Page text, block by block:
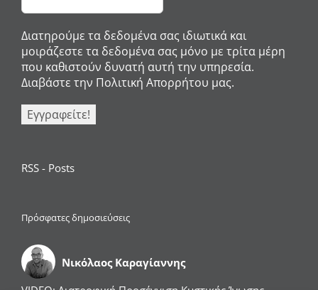
Διατηρούμε τα δεδομένα σας ιδιωτικά και
μοιράζεστε τα δεδομένα σας μόνο με τρίτα μέρη
που καθιστούν δυνατή αυτή την υπηρεσία.
Διαβάστε την Πολιτική Απορρήτου μας.
RSS - Posts
Πρόσφατες δημοσιεύσεις
Νικόλαος Καραγίαννης